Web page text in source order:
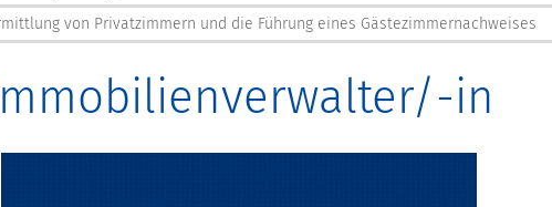
von Privatzimmern und die Führung eines Gästezimmernachweises
in